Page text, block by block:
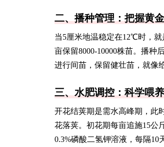
二、播种管理：把握黄
当5厘米地温稳定在12℃时，
亩保留8000-10000株苗。播种
进行间苗，保留健壮苗，就像
三、水肥调控：科学喂
开花结荚期是需水高峰期，此
花落荚。初花期每亩追施15公
0.3%磷酸二氢钾溶液，每隔10